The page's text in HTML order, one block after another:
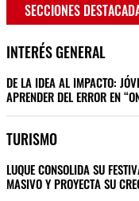
SECCIONES
INTERÉS GENERAL
DE LA IDEA AL IMPACTO:
APRENDER DEL ERROR EN
TURISMO
LUQUE CONSOLIDA SU
MASIVO Y PROYECTA SU